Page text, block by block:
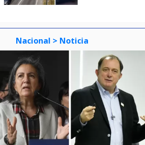
Nacional > Noticia